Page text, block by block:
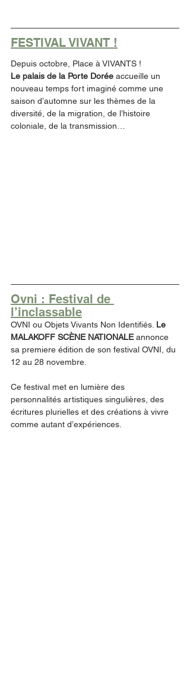
FESTIVAL VIVANT !
Depuis octobre, Place à VIVANTS !
Le palais de la Porte Dorée accueille un
nouveau temps fort imaginé comme une
saison d’automne sur les thèmes de la
diversité, de la migration, de l’histoire
coloniale, de la transmission…
Ovni : Festival de
l’inclassable
OVNI ou Objets Vivants Non Identifiés. Le
MALAKOFF SCÈNE NATIONALE annonce
sa premiere édition de son festival OVNI, du
12 au 28 novembre.
Ce festival met en lumière des
personnalités artistiques singulières, des
écritures plurielles et des créations à vivre
comme autant d’expériences.